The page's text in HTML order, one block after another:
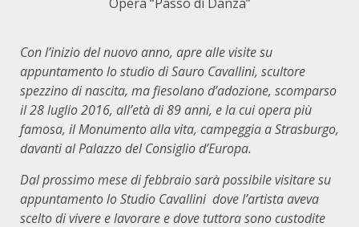
Con l’inizio del nuovo anno, apre alle visite su
appuntamento lo studio di Sauro Cavallini, scultore
spezzino di nascita, ma fiesolano d’adozione, scomparso
il 28 luglio 2016, all’età di 89 anni, e la cui opera più
famosa, il Monumento alla vita, campeggia a Strasburgo,
davanti al Palazzo del Consiglio d’Europa.
Dal prossimo mese di febbraio sarà possibile visitare su
appuntamento lo Studio Cavallini dove l’artista aveva
scelto di vivere e lavorare e dove tuttora sono custodite